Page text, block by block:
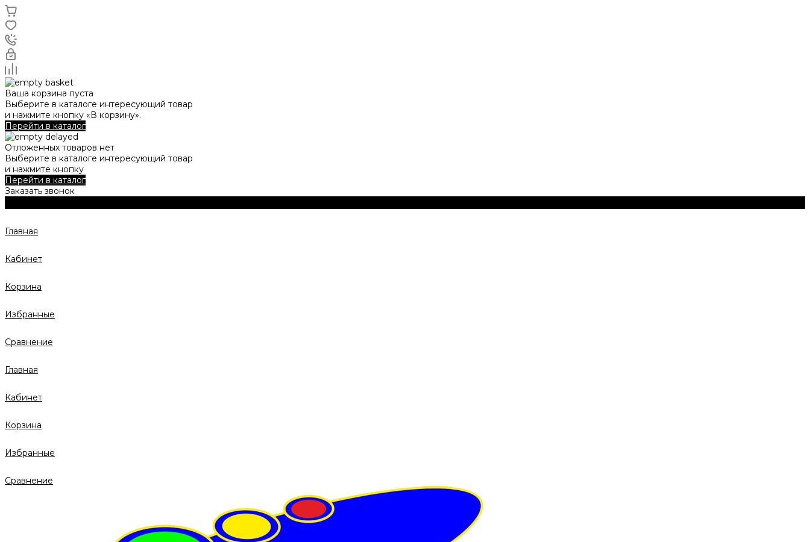
Ваша корзина пуста
Выберите в каталоге интересующий товар
и нажмите кнопку «В корзину».
Перейти в каталог
Отложенных товаров нет
Выберите в каталоге интересующий товар
и нажмите кнопку
Перейти в каталог
Заказать звонок
Главная
Кабинет
Корзина
Избранные
Сравнение
Главная
Кабинет
Корзина
Избранные
Сравнение